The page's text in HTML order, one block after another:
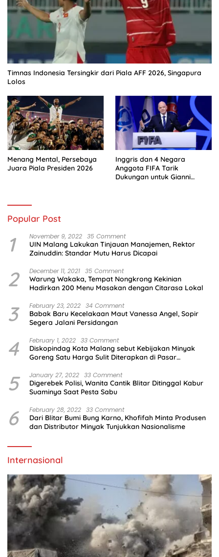
Timnas Indonesia Tersingkir dari Piala AFF 2026, Singapura
Lolos
Menang Mental, Persebaya
Juara Piala Presiden 2026
Inggris dan 4 Negara
Anggota FIFA Tarik
Dukungan untuk Gianni
Popular Post
1 November 9, 2022 35 Comment
UIN Malang Lakukan Tinjauan Manajemen, Rektor
Zainuddin: Standar Mutu Harus Dicapai
2 December 11, 2021 35 Comment
Warung Wakaka, Tempat Nongkrong Kekinian
Hadirkan 200 Menu Masakan dengan Citarasa Lokal
3 February 23, 2022 34 Comment
Babak Baru Kecelakaan Maut Vanessa Angel, Sopir
Segera Jalani Persidangan
4 February 1, 2022 33 Comment
Diskopindag Kota Malang sebut Kebijakan Minyak
Goreng Satu Harga Sulit Diterapkan di Pasar
5 January 27, 2022 33 Comment
Digerebek Polisi, Wanita Cantik Blitar Ditinggal Kabur
Suaminya Saat Pesta Sabu
6 February 28, 2022 33 Comment
Dari Blitar Bumi Bung Karno, Khofifah Minta Produsen
dan Distributor Minyak Tunjukkan Nasionalisme
Internasional